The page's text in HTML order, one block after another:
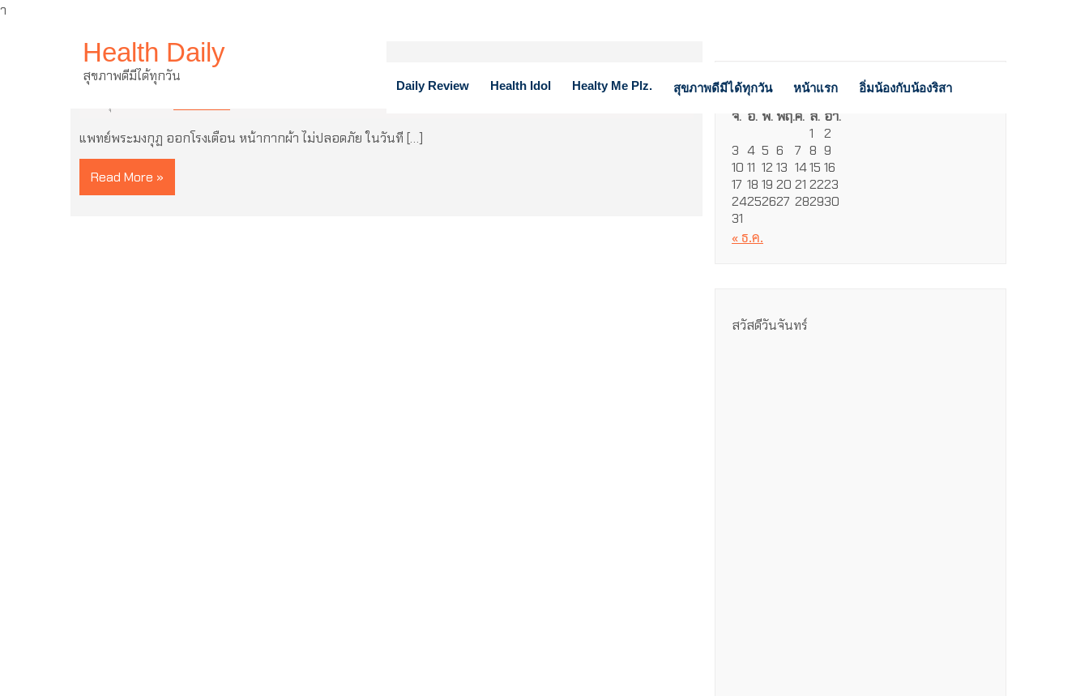
ำ
Health Daily
สุขภาพดีมีได้ทุกวัน
Daily Review Health Idol Healty Me Plz. สุขภาพดีมีได้ทุกวัน หน้าแรก อิ่มน้องกับน้องริสา
แพทย์พระมงกุฏ ออกโรงเตือน หน้ากากผ้า ไม่ปลอดภัย
แพทย์พระมงกุฏ ออกโรงเตือน หน้ากากผ้า ไม่ปลอดภัย ในวันที […]
Read More »
สิงหาคม 2026
จ. อ. พ.พฤ.ศ. ส. อา.
1
2
3 4 5 6 7 8 9
10 11 12 13 1415 16
17 18 19 20 21 2223
24252627 282930
31
« ธ.ค.
สวัสดีวันจันทร์